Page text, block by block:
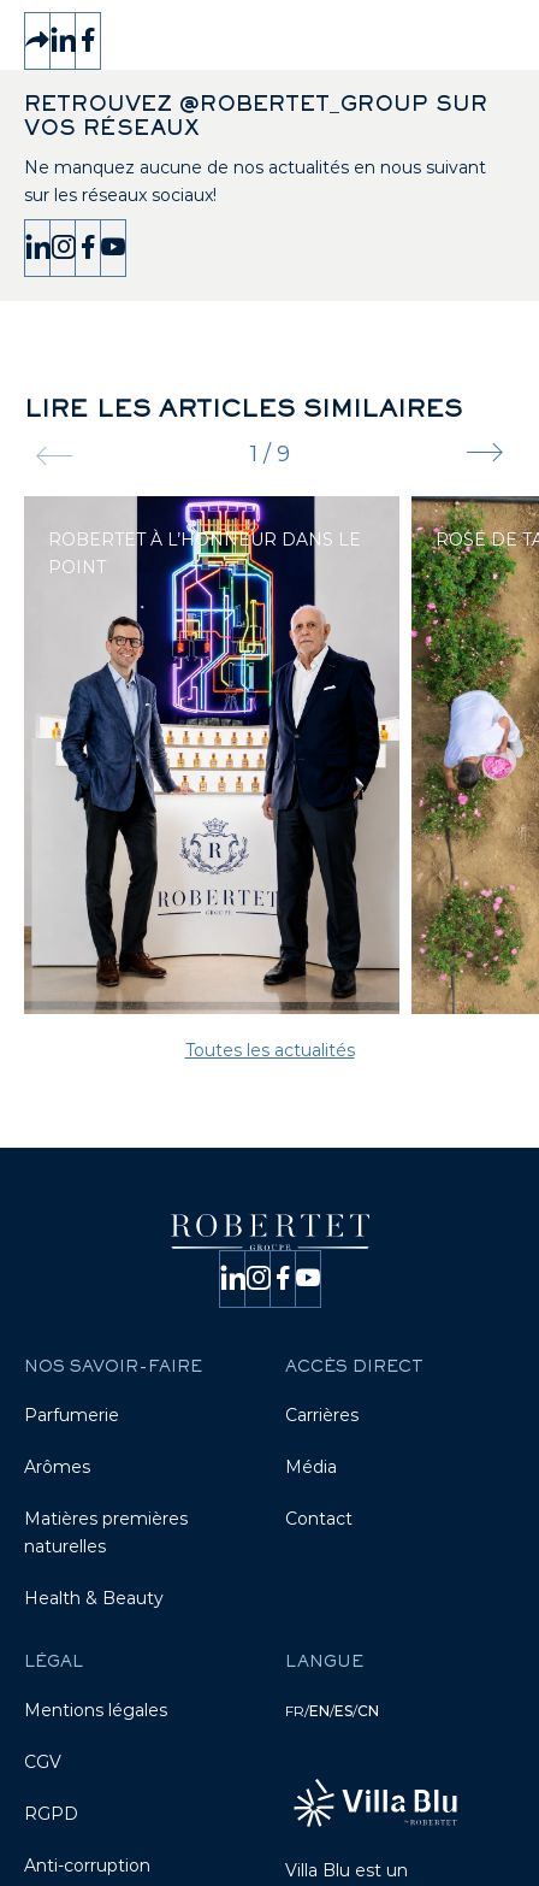
RETROUVEZ @ROBERTET_GROUP SUR
VOS RÉSEAUX
Ne manquez aucune de nos actualités en nous suivant
sur les réseaux sociaux!
LIRE LES ARTICLES SIMILAIRES
1 /9
ROBERTET À L’HONNEUR DANS LE
POINT
ROSE DE
Toutes les actualités
NOS SAVOIR-FAIRE
Parfumerie
Arômes
Matières premières
naturelles
Health & Beauty
ACCÈS DIRECT
Carrières
Média
Contact
LÉGAL
Mentions légales
CGV
RGPD
Anti-corruption
LANGUE
FR/EN/ES/CN
Villa Blu est un